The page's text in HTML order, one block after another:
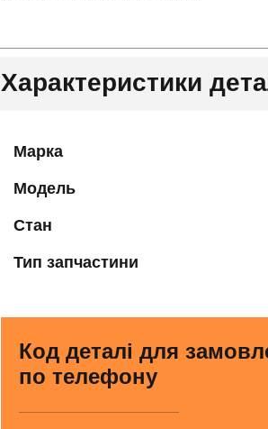
Характеристики
Марка
Модель
Стан
Тип запчастини
Код деталі для
по телефону